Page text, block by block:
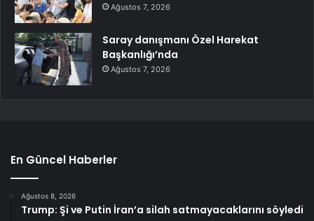
Ağustos 7, 2026
Saray danışmanı Özel Harekat
Başkanlığı’nda
Ağustos 7, 2026
En Güncel Haberler
Ağustos 8, 2026
Trump: Şi ve Putin İran’a silah satmayacaklarını söyledi